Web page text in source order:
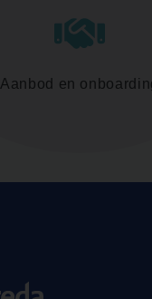
Aanbod en